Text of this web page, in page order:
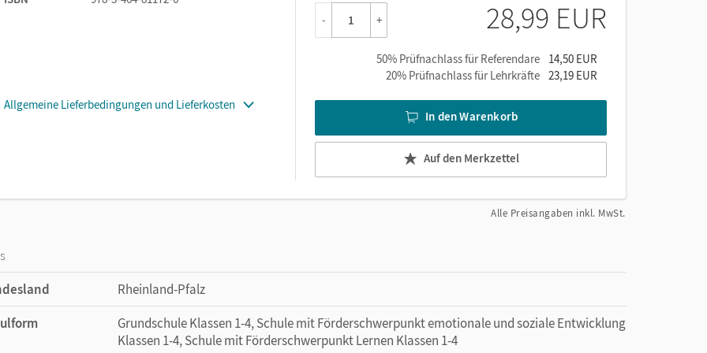
Medien umgehen
pro Seite, selbsterklärende Differenzierung mit klar
für Lehrkräfte gibt es eine
zusätzliches Rechtschreibtraining: Die Kinder üben intensiv
Allgemeine Lieferbedingungen und Lieferkosten
- + 28,99 EUR
50% Prüfnachlass für Referendare
14,50 EUR
20% Prüfnachlass für Lehrkräfte 23,19 EUR
In den Warenkorb
Auf den Merkzettel
Alle Preisangaben inkl. MwSt.
Rheinland-Pfalz
Grundschule Klassen 1-4, Schule mit Förderschwerpunkt emotionale und soziale Entwicklung
Klassen 1-4, Schule mit Förderschwerpunkt Lernen Klassen 1-4